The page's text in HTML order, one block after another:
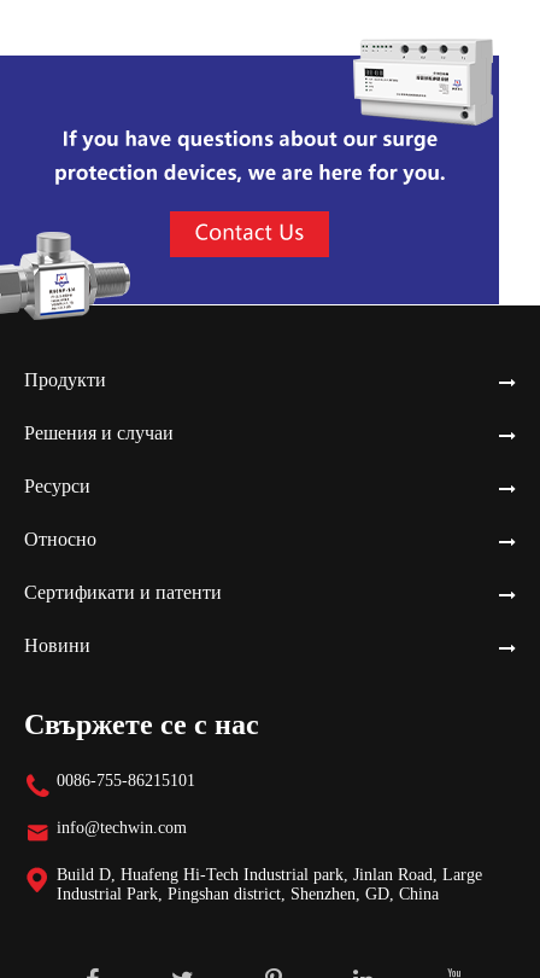
Продукти
Решения и случаи
Ресурси
Относно
Сертификати и патенти
Новини
Свържете се с нас
 0086-755-86215101
 info@techwin.com
 Build D, Huafeng Hi-Tech Industrial park, Jinlan Road, Large
Industrial Park, Pingshan district, Shenzhen, GD, China